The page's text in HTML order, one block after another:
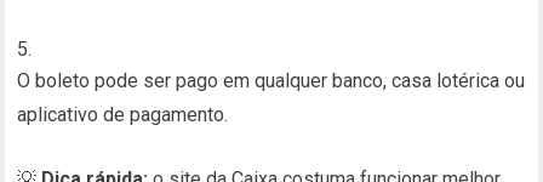
O boleto pode ser pago em qualquer banco, casa lotérica ou
aplicativo de pagamento.